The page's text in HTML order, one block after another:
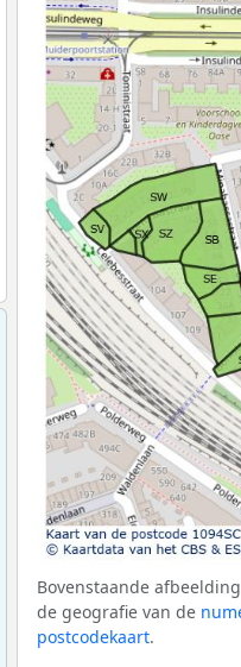
Bovenstaande
de geografie van de
postcodekaart.